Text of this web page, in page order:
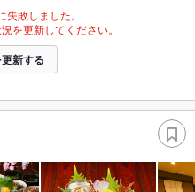
敗しました。
を更新してください。
新する